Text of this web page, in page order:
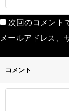
次回のコメント
メールアドレス、
コメント